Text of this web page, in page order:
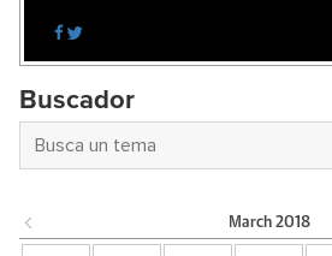
Buscador
March 2018